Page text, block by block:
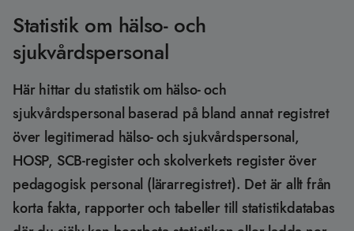
Statistik om hälso- och
sjukvårdspersonal
Här hittar du statistik om hälso- och
sjukvårdspersonal baserad på bland annat registret
över legitimerad hälso- och sjukvårdspersonal,
HOSP, SCB-register och skolverkets register över
pedagogisk personal (lärarregistret). Det är allt från
korta fakta, rapporter och tabeller till statistikdatabas